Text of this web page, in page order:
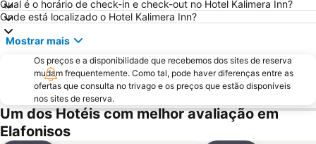
Qual é o horário de check-in e check-out no Hotel Kalimera Inn?
Onde está localizado o Hotel Kalimera Inn?
Mostrar mais
Os preços e a disponibilidade que recebemos dos sites de reserva
mudam frequentemente. Como tal, pode haver diferenças entre as
ofertas que consulta no trivago e os preços que estão disponíveis
nos sites de reserva.
Um dos Hotéis com melhor avaliação em
Elafonisos